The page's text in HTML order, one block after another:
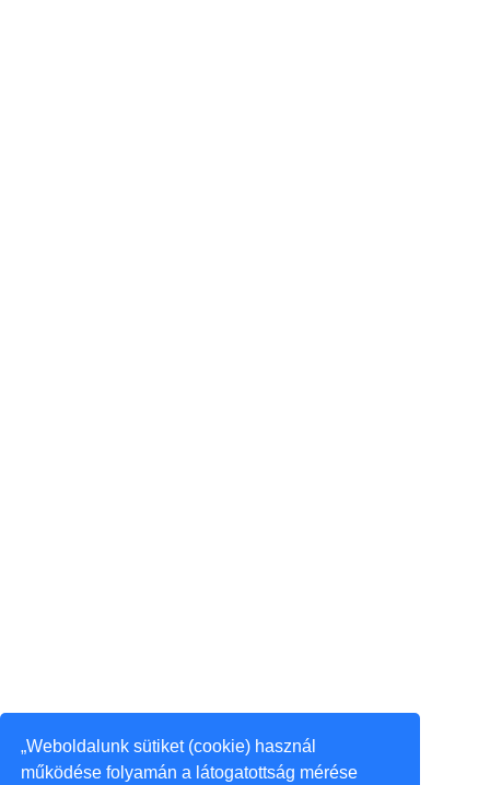
„Weboldalunk sütiket (cookie) használ
működése folyamán a látogatottság mérése